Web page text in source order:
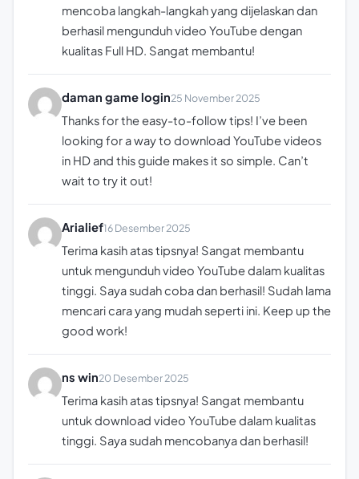
mencoba langkah-langkah yang dijelaskan dan
berhasil mengunduh video YouTube dengan
kualitas Full HD. Sangat membantu!
daman game login25 November 2025
Thanks for the easy-to-follow tips! I’ve been
looking for a way to download YouTube videos
in HD and this guide makes it so simple. Can’t
wait to try it out!
Arialief16 Desember 2025
Terima kasih atas tipsnya! Sangat membantu
untuk mengunduh video YouTube dalam kualitas
tinggi. Saya sudah coba dan berhasil! Sudah lama
mencari cara yang mudah seperti ini. Keep up the
good work!
ns win20 Desember 2025
Terima kasih atas tipsnya! Sangat membantu
untuk download video YouTube dalam kualitas
tinggi. Saya sudah mencobanya dan berhasil!